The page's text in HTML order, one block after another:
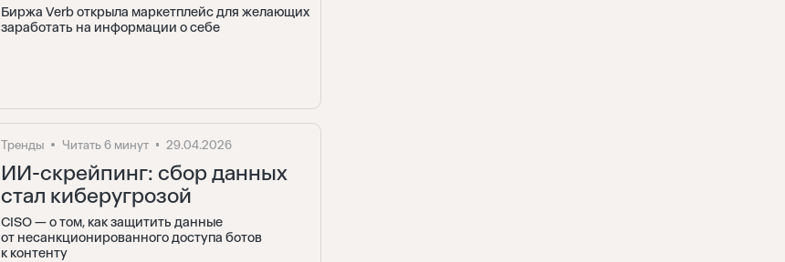
Биржа Verb открыла маркетплейс для желающих
заработать на информации о себе
Тренды Читать 6 минут 29.04.2026
ИИ-скрейпинг: сбор данных
стал киберугрозой
CISO — о том, как защитить данные
от несанкционированного доступа ботов
к контенту